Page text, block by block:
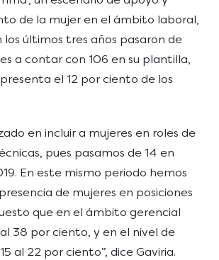
de la mujer en el ámbito laboral,
los últimos tres años pasaron de
a contar con 106 en su plantilla,
el 12 por ciento de los
en incluir a mujeres en roles de
pues pasamos de 14 en
En este mismo periodo hemos
de mujeres en posiciones
que en el ámbito gerencial
38 por ciento, y en el nivel de
al 22 por ciento”, dice Gaviria.